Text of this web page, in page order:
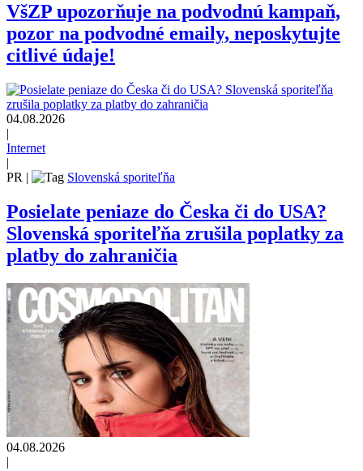
VšZP upozorňuje na podvodnú kampaň,
pozor na podvodné emaily, neposkytujte
citlivé údaje!
04.08.2026
|
Internet
|
PR | Slovenská sporiteľňa
Posielate peniaze do Česka či do USA?
Slovenská sporiteľňa zrušila poplatky za
platby do zahraničia
04.08.2026
|